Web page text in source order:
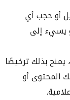
أو حجب أي
يسيء إلى
بذلك ترخيصًا
المحتوى أو